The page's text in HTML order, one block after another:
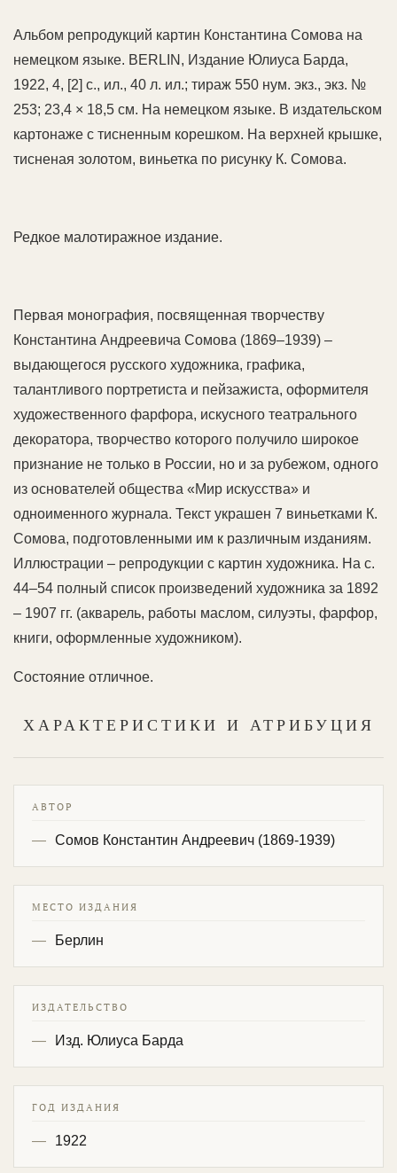
Альбом репродукций картин Константина Сомова на
немецком языке. BERLIN, Издание Юлиуса Барда,
1922, 4, [2] с., ил., 40 л. ил.; тираж 550 нум. экз., экз. №
253; 23,4 × 18,5 см. На немецком языке. В издательском
картонаже с тисненным корешком. На верхней крышке,
тисненая золотом, виньетка по рисунку К. Сомова.
Редкое малотиражное издание.
Первая монография, посвященная творчеству
Константина Андреевича Сомова (1869–1939) –
выдающегося русского художника, графика,
талантливого портретиста и пейзажиста, оформителя
художественного фарфора, искусного театрального
декоратора, творчество которого получило широкое
признание не только в России, но и за рубежом, одного
из основателей общества «Мир искусства» и
одноименного журнала. Текст украшен 7 виньетками К.
Сомова, подготовленными им к различным изданиям.
Иллюстрации – репродукции с картин художника. На с.
44–54 полный список произведений художника за 1892
– 1907 гг. (акварель, работы маслом, силуэты, фарфор,
книги, оформленные художником).
Состояние отличное.
ХАРАКТЕРИСТИКИ И АТРИБУЦИЯ
АВТОР
Сомов Константин Андреевич (1869-1939)
МЕСТО ИЗДАНИЯ
Берлин
ИЗДАТЕЛЬСТВО
Изд. Юлиуса Барда
ГОД ИЗДАНИЯ
1922